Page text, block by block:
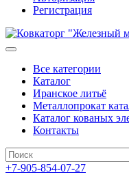
Регистрация
Все категории
Каталог
Иранское литьё
Металлопрокат
Каталог кованых
Контакты
+7-905-854-07-27